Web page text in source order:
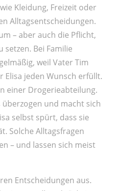
Kleidung, Freizeit oder
Alltagsentscheidungen.
– aber auch die Pflicht,
setzen. Bei Familie
weil Vater Tim
Elisa jeden Wunsch erfüllt.
einer Drogerieabteilung.
und macht sich
selbst spürt, dass sie
Solche Alltagsfragen
– und lassen sich meist
Entscheidungen aus.